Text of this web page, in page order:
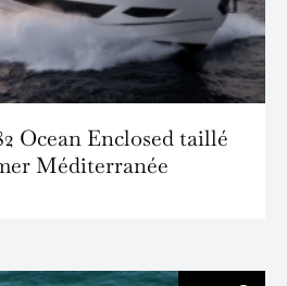
Ocean Enclosed taillé
Méditerranée